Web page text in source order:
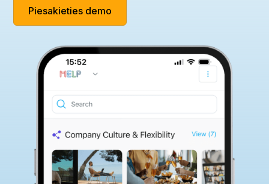
Piesakieties demo